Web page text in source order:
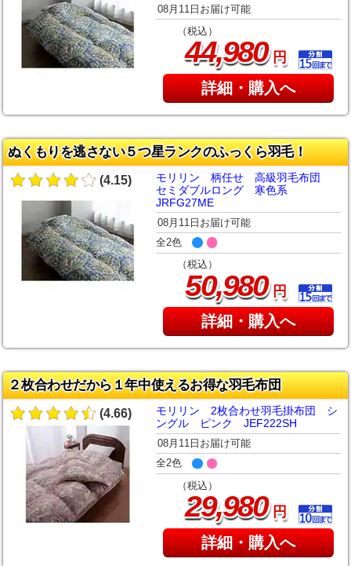
08月11日お届け可能
（税込）
44,980円
詳細・購入へ
ぬくもりを逃さない５つ星ランクのふっくら羽毛！
(4.15)
モリリン 柄任せ 高級羽毛布団
セミダブルロング 寒色系
JRFG27ME
08月11日お届け可能
全2色
（税込）
50,980円
詳細・購入へ
２枚合わせだから１年中使えるお得な羽毛布団
(4.66)
モリリン 2枚合わせ羽毛掛布団 シ
ングル ピンク JEF222SH
08月11日お届け可能
全2色
（税込）
29,980円
詳細・購入へ